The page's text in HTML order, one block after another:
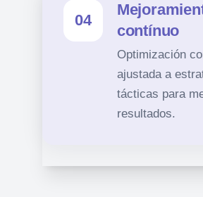
04
contínuo
Optimización
ajustada a
tácticas para
resultados.